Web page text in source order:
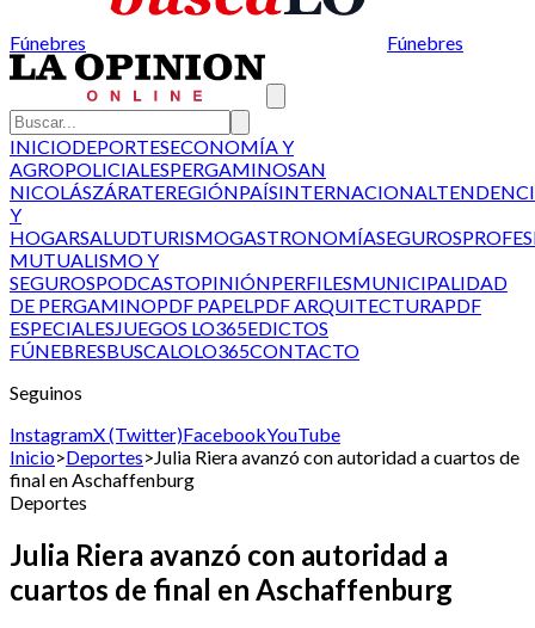
Fúnebres Fúnebres
INICIODEPORTESECONOMÍA Y
AGROPOLICIALESPERGAMINOSAN
NICOLÁSZÁRATEREGIÓNPAÍSINTERNACIONAL
Y
HOGARSALUDTURISMOGASTRONOMÍASEGUROS
MUTUALISMO Y
SEGUROSPODCASTOPINIÓNPERFILESMUNICIPALIDAD
DE PERGAMINOPDF PAPELPDF ARQUITECTURAPDF
ESPECIALESJUEGOS LO365EDICTOS
FÚNEBRESBUSCALOLO365CONTACTO
Seguinos
InstagramX (Twitter)FacebookYouTube
Inicio>Deportes>Julia Riera avanzó con autoridad a cuartos de
final en Aschaffenburg
Deportes
Julia Riera avanzó con autoridad a
cuartos de final en Aschaffenburg